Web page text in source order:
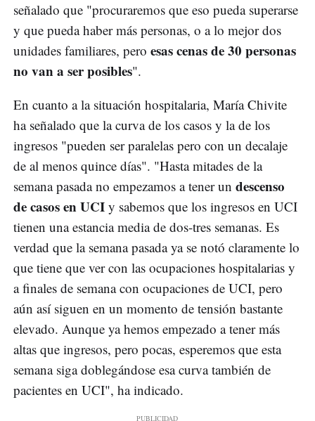
señalado que "procuraremos que eso pueda superarse
y que pueda haber más personas, o a lo mejor dos
unidades familiares, pero esas cenas de 30 personas
no van a ser posibles".
En cuanto a la situación hospitalaria, María Chivite
ha señalado que la curva de los casos y la de los
ingresos "pueden ser paralelas pero con un decalaje
de al menos quince días". "Hasta mitades de la
semana pasada no empezamos a tener un descenso
de casos en UCI y sabemos que los ingresos en UCI
tienen una estancia media de dos-tres semanas. Es
verdad que la semana pasada ya se notó claramente lo
que tiene que ver con las ocupaciones hospitalarias y
a finales de semana con ocupaciones de UCI, pero
aún así siguen en un momento de tensión bastante
elevado. Aunque ya hemos empezado a tener más
altas que ingresos, pero pocas, esperemos que esta
semana siga doblegándose esa curva también de
pacientes en UCI", ha indicado.